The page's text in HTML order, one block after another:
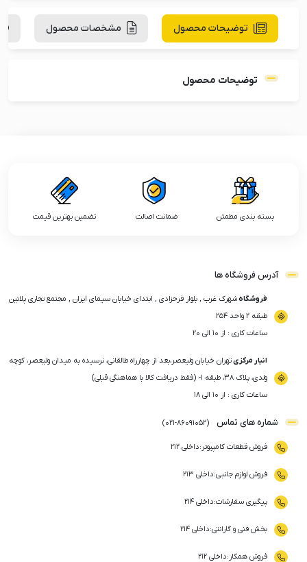
توضیحات محصول مشخصات محصول
توضیحات محصول
بسته بندی مطمئن ضمانت اصالت تضمین بهترین قیمت
آدرس فروشگاه ها
فروشگاهشهرک غرب , بلوار فرحزادی , ابتدای خیابان سیمای ایران , مجتمع تجاری پلاتین
طبقه ۲ واحد ۲۵۴
ساعات کاری : از ۱۰ الی ۲۰
انبار مرکزیتهران خیابان ولیعصر،بعد از چهارراه طالقانی، نرسیده به میدان ولیعصر، کوچه
ولدی، پلاک ۳۸، طبقه ۱- (فقط دریافت کالا با هماهنگی قبلی)
ساعات کاری : از ۱۰ الی ۱۸
شماره های تماس (
021-86091052
)
فروش قطعات کامپیوتر :داخلی ۲۱۲
فروش لوازم جانبی:داخلی ۲۱۳
پیگیری سفارشات:داخلی ۲۱۴
بخش فنی و گارانتی:داخلی ۲۱۴
فروش همکار :داخلی ۲۱۲